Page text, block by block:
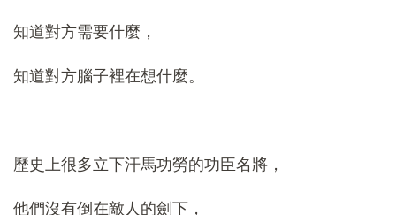
知道對方需要什麼，
知道對方腦子裡在想什麼。
歷史上很多立下汗馬功勞的功臣名將，
他們沒有倒在敵人的劍下，